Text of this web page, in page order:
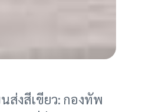
ส่งสีเขียว: กองทัพ